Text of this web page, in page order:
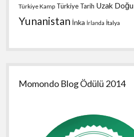
Türkiye Kamp Türkiye Tarih Uzak Doğu
Yunanistan İnka İrlanda İtalya
Momondo Blog Ödülü 2014